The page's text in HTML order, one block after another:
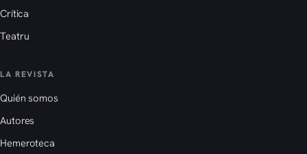
Crítica
Teatru
LA REVISTA
Quién somos
Autores
Hemeroteca